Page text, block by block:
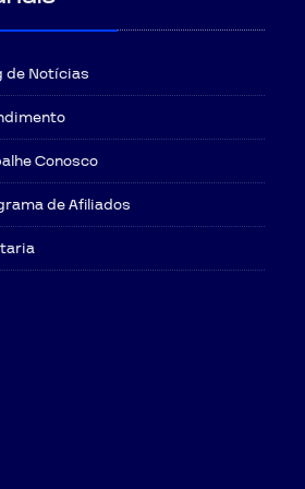
de Notícias
Conosco
de Afiliados